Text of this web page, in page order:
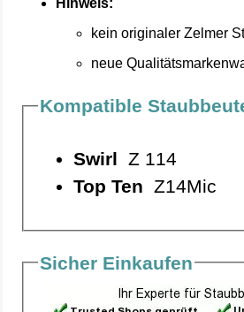
Hinweis:
kein originaler Zelmer
neue
Kompatible
Swirl Z 114
Top Ten Z14Mic
Sicher Einkaufen